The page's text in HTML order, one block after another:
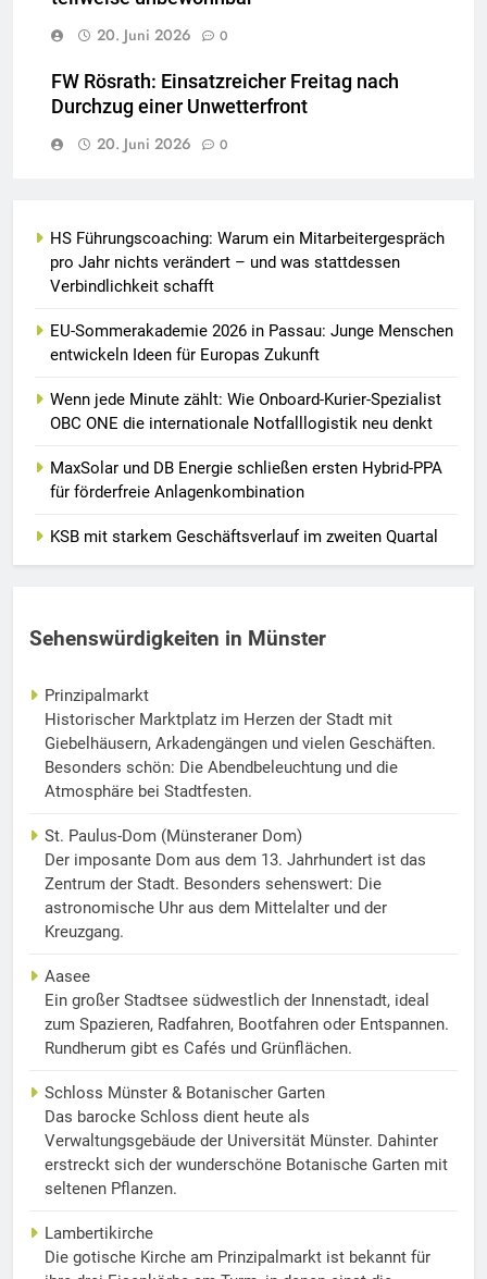
20. Juni 2026
0
FW Rösrath: Einsatzreicher Freitag nach
Durchzug einer Unwetterfront
20. Juni 2026
0
HS Führungscoaching: Warum ein Mitarbeitergespräch
pro Jahr nichts verändert – und was stattdessen
Verbindlichkeit schafft
EU-Sommerakademie 2026 in Passau: Junge Menschen
entwickeln Ideen für Europas Zukunft
Wenn jede Minute zählt: Wie Onboard-Kurier-Spezialist
OBC ONE die internationale Notfalllogistik neu denkt
MaxSolar und DB Energie schließen ersten Hybrid-PPA
für förderfreie Anlagenkombination
KSB mit starkem Geschäftsverlauf im zweiten Quartal
Sehenswürdigkeiten in Münster
Prinzipalmarkt
Historischer Marktplatz im Herzen der Stadt mit
Giebelhäusern, Arkadengängen und vielen Geschäften.
Besonders schön: Die Abendbeleuchtung und die
Atmosphäre bei Stadtfesten.
St. Paulus-Dom (Münsteraner Dom)
Der imposante Dom aus dem 13. Jahrhundert ist das
Zentrum der Stadt. Besonders sehenswert: Die
astronomische Uhr aus dem Mittelalter und der
Kreuzgang.
Aasee
Ein großer Stadtsee südwestlich der Innenstadt, ideal
zum Spazieren, Radfahren, Bootfahren oder Entspannen.
Rundherum gibt es Cafés und Grünflächen.
Schloss Münster & Botanischer Garten
Das barocke Schloss dient heute als
Verwaltungsgebäude der Universität Münster. Dahinter
erstreckt sich der wunderschöne Botanische Garten mit
seltenen Pflanzen.
Lambertikirche
Die gotische Kirche am Prinzipalmarkt ist bekannt für